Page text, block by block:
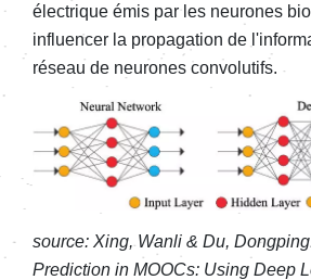
électrique émis par les neurones
influencer la propagation de
réseau de neurones convolutifs.
source: Xing, Wanli & Du,
Prediction in MOOCs: Using Deep